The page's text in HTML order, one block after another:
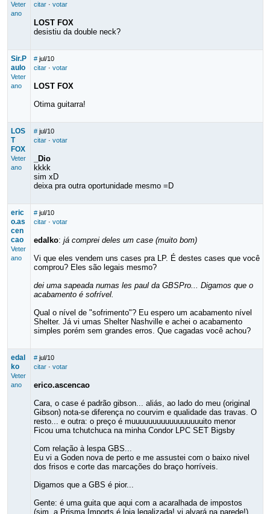
Veter
ano
citar· votar
LOST FOX
desistiu da double neck?
Sir.P
aulo
Veter
ano
# jul/10
citar· votar
LOST FOX
Otima guitarra!
LOS
T
FOX
Veter
ano
# jul/10
citar· votar
_Dio
kkkk
sim xD
deixa pra outra oportunidade mesmo =D
eric
o.as
cen
cao
Veter
ano
# jul/10
citar· votar
edalko: já comprei deles um case (muito bom)
Vi que eles vendem uns cases pra LP. É destes cases que você
comprou? Eles são legais mesmo?
dei uma sapeada numas les paul da GBSPro... Digamos que o
acabamento é sofrível.
Qual o nível de "sofrimento"? Eu espero um acabamento nível
Shelter. Já vi umas Shelter Nashville e achei o acabamento
simples porém sem grandes erros. Que cagadas você achou?
edal
ko
Veter
ano
# jul/10
citar· votar
erico.ascencao
Cara, o case é padrão gibson... aliás, ao lado do meu (original
Gibson) nota-se diferença no courvim e qualidade das travas. O
resto... e outra: o preço é muuuuuuuuuuuuuuuuuito menor
Ficou uma tchutchuca na minha Condor LPC SET Bigsby
Com relação à lespa GBS...
Eu vi a Goden nova de perto e me assustei com o baixo nivel
dos frisos e corte das marcações do braço horríveis.
Digamos que a GBS é pior...
Gente: é uma guita que aqui com a acaralhada de impostos
(sim, a Prisma Imports é loja legalizada! vi alvará na parede!)